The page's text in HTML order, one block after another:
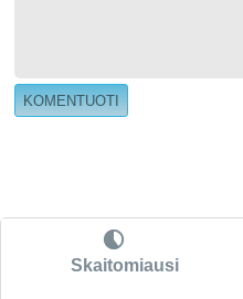
Skaitomiausi